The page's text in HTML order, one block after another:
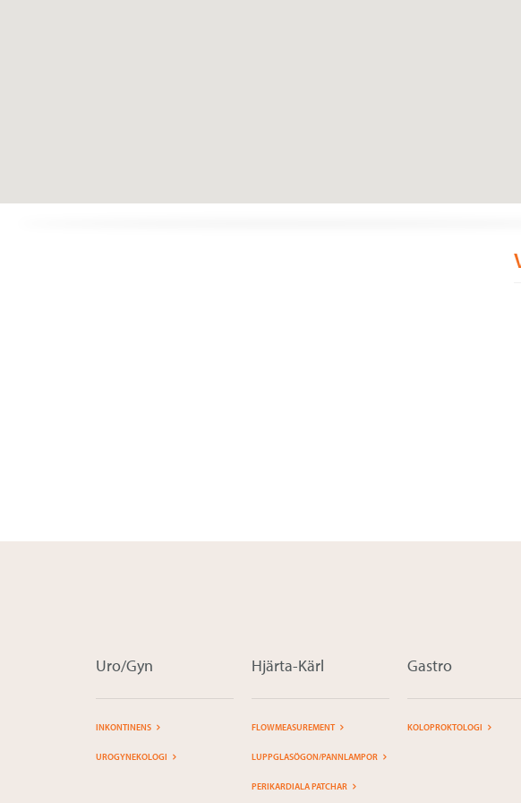
Uro/Gyn
INKONTINENS
UROGYNEKOLOGI
Hjärta-Kärl
FLOWMEASUREMENT
LUPPGLASÖGON/PANNLAMPOR
PERIKARDIALA PATCHAR
Gastro
KOLOPROKTOLOGI